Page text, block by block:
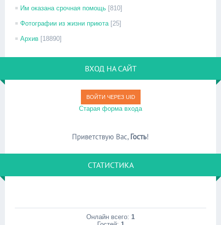
Им оказана срочная помощь [810]
Фотографии из жизни приюта [25]
Архив [18890]
ВХОД НА САЙТ
ВОЙТИ ЧЕРЕЗ UID
Старая форма входа
Приветствую Вас, Гость!
СТАТИСТИКА
Онлайн всего: 1